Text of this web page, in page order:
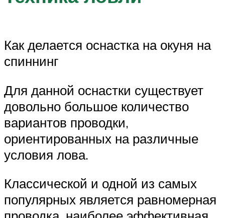
Как делается оснастка на окуня на
спиннинг
Для данной оснастки существует
довольно большое количество
вариантов проводки,
ориентированных на различные
условия лова.
Классической и одной из самых
популярных является равномерная